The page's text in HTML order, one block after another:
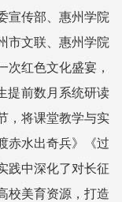
宣传部、惠州学院
市文联、惠州学院
次红色文化盛宴，
提前数月系统研读
，将课堂教学与实
赤水出奇兵》《过
践中深化了对长征
校美育资源，打造